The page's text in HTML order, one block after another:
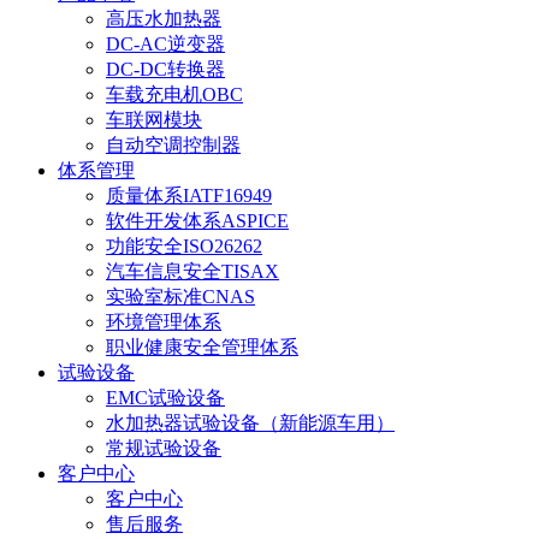
高压水加热器
DC-AC逆变器
DC-DC转换器
车载充电机OBC
车联网模块
自动空调控制器
体系管理
质量体系IATF16949
软件开发体系ASPICE
功能安全ISO26262
汽车信息安全TISAX
实验室标准CNAS
环境管理体系
职业健康安全管理体系
试验设备
EMC试验设备
水加热器试验设备（新能源车用）
常规试验设备
客户中心
客户中心
售后服务